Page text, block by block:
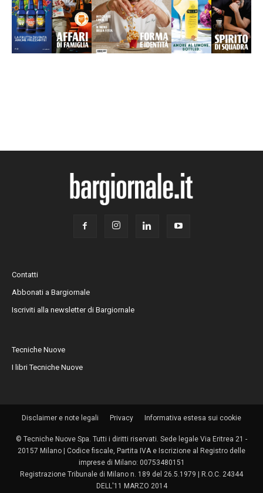
Contatti
Abbonati a Bargiornale
Iscriviti alla newsletter di Bargiornale
Tecniche Nuove
I libri Tecniche Nuove
Disclaimer e note legali Privacy Informativa estesa sui cookie
© Tecniche Nuove Spa. Tutti i diritti riservati. Sede legale Via Eritrea 21 -
20157 Milano | Codice fiscale, Partita IVA e Iscrizione al Registro delle
imprese di Milano: 00753480151
Registrazione Tribunale di Milano n. 189 del 26.5.1979 | R.O.C. 24344
DELL'11 MARZO 2014